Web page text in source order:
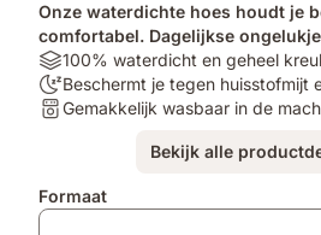
Onze waterdichte hoes houdt je
comfortabel. Dagelijkse
Materials:
100%
waterdicht
100% waterdicht en geheel
100
nachten
tegen
Beschermt je tegen huisstofmijt
Volledig
in
Gemakkelijk wasbaar in de
Bekijk alle
Extra
Formaat